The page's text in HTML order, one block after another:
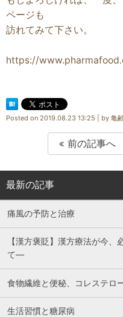
ページも
訪れてみて下さい。
https://
Posted on 2019.08.23 13:25 by 亀
前の記事へ
最新の記事
痛風の予防と治療
【漢方褒貶】漢方療法が今
て―
食物繊維と便秘、コレステロ
生活習慣と糖尿病